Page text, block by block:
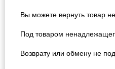
Вы можете вернуть товар
Под товаром
Возврату или обмену не